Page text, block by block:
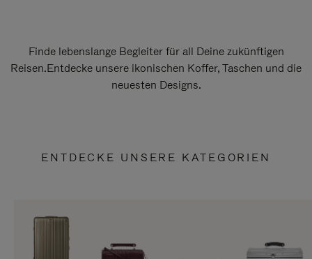
Finde lebenslange Begleiter für all Deine zukünftigen
Reisen.Entdecke unsere ikonischen Koffer, Taschen und die
neuesten Designs.
ENTDECKE UNSERE KATEGORIEN